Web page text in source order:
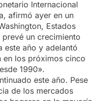
Internacional
afirmó ayer en un
Estados
un crecimiento
año y adelantó
en los próximos cinco
1990».
este año. Pese
de los mercados